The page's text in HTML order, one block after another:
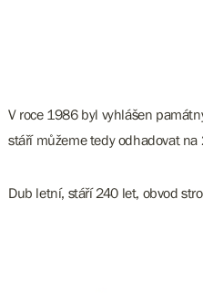
V roce 1986 byl vyhlášen
stáří můžeme tedy odhadovat na
Dub letní, stáří 240 let, obvod